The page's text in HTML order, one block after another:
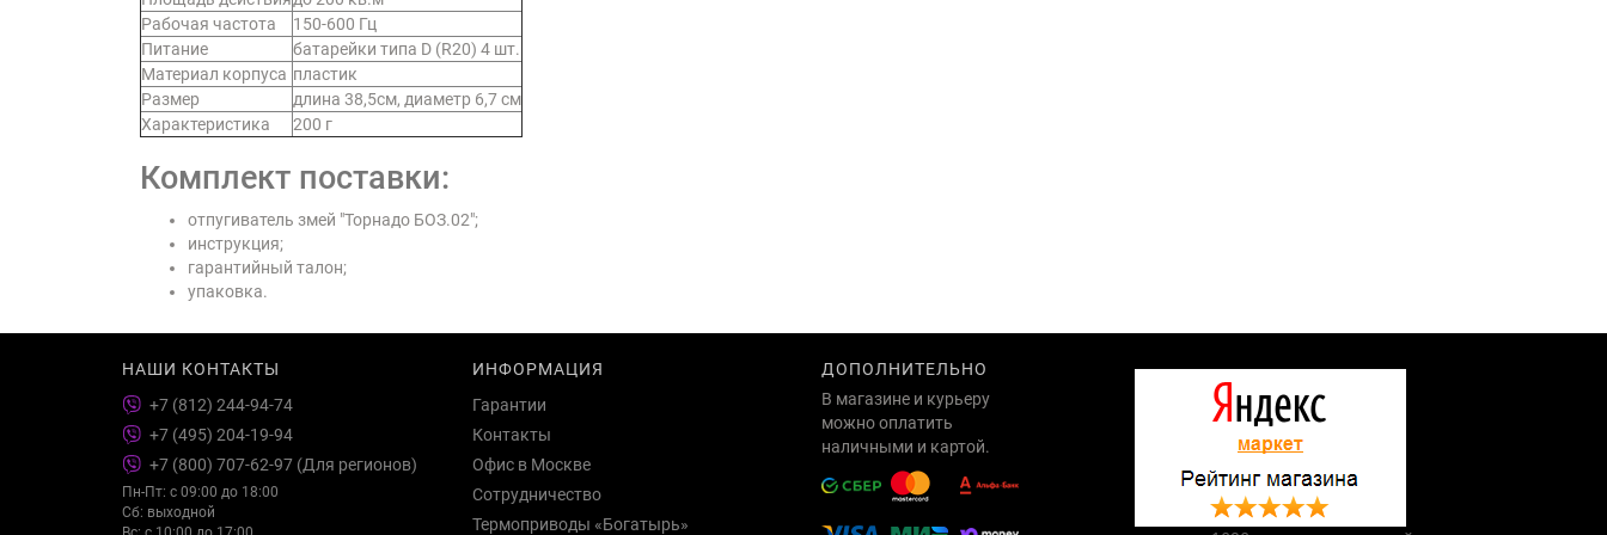
Рабочая частота
150-600 Гц
Питание
батарейки типа D (R20) 4 шт.
Материал корпуса пластик
Размер
длина 38,5см, диаметр 6,7 см
Характеристика
200 г
Комплект поставки:
отпугиватель змей "Торнадо БОЗ.02";
инструкция;
гарантийный талон;
упаковка.
НАШИ КОНТАКТЫ
+7 (812) 244-94-74
+7 (495) 204-19-94
+7 (800) 707-62-97 (Для регионов)
Пн-Пт: с 09:00 до 18:00
Сб: выходной
ИНФОРМАЦИЯ
Гарантии
Контакты
Офис в Москве
Сотрудничество
Термоприводы «Богатырь»
ДОПОЛНИТЕЛЬНО
В магазине и курьеру
можно оплатить
наличными и картой.